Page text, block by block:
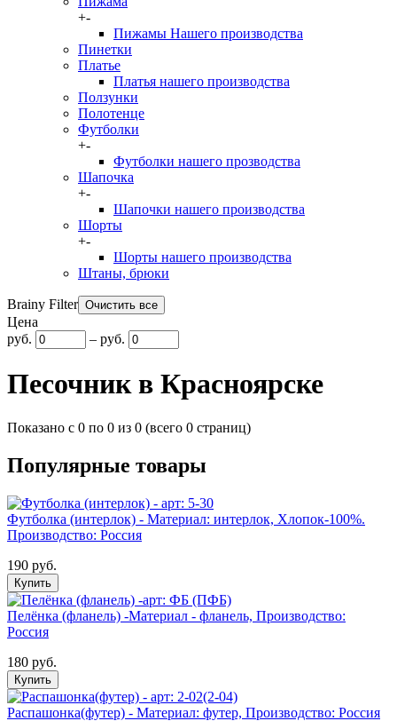
+-
Пижамы Нашего производства
Пинетки
Платье
Платья нашего производства
Ползунки
Полотенце
Футболки
+-
Футболки нашего прозводства
Шапочка
+-
Шапочки нашего производства
Шорты
+-
Шорты нашего производства
Штаны, брюки
Brainy Filter
Цена
руб.
– руб.
Песочник в Красноярске
Показано с 0 по 0 из 0 (всего 0 страниц)
Популярные товары
Футболка (интерлок) - Материал: интерлок, Хлопок-100%.
Производство: Россия
190 руб.
Купить
Пелёнка (фланель) -Материал - фланель, Производство:
Россия
180 руб.
Купить
Распашонка(футер) - Материал: футер, Производство: Россия